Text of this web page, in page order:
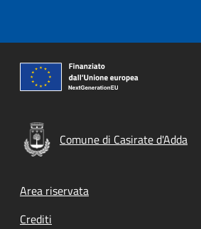
Comune di Casirate d'Adda
Footer menu
Area riservata
Crediti